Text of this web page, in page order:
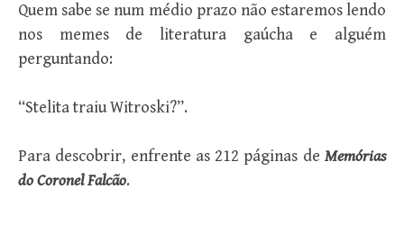
Quem sabe se num médio prazo não estaremos lendo
nos memes de literatura gaúcha e alguém
perguntando:
“Stelita traiu Witroski?”.
Para descobrir, enfrente as 212 páginas de Memórias
do Coronel Falcão.